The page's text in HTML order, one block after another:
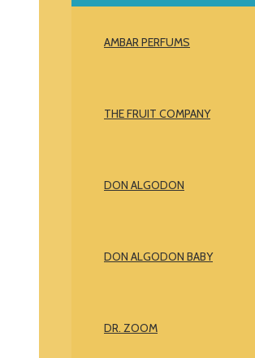
AMBAR PERFUMS
THE FRUIT COMPANY
DON ALGODON
DON ALGODON BABY
DR. ZOOM